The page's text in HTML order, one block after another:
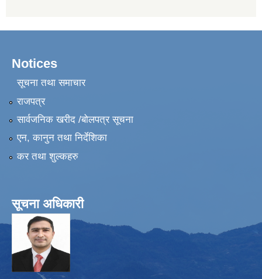
Notices
सूचना तथा समाचार
राजपत्र
सार्वजनिक खरीद /बोलपत्र सूचना
एन, कानुन तथा निर्देशिका
कर तथा शुल्कहरु
सूचना अधिकारी